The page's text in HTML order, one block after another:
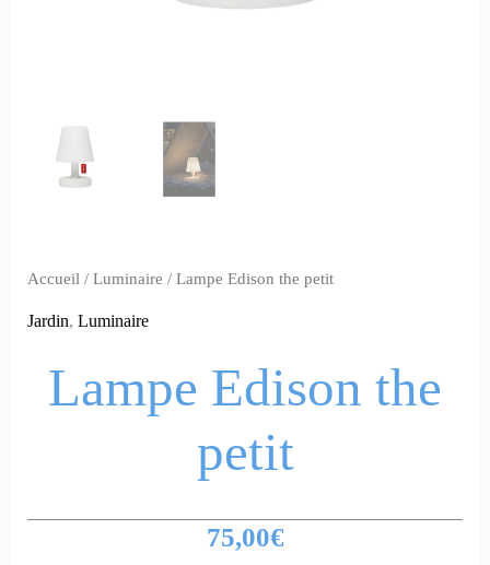
Accueil /Luminaire / Lampe Edison the petit
Jardin,Luminaire
Lampe Edison the
petit
75,00€